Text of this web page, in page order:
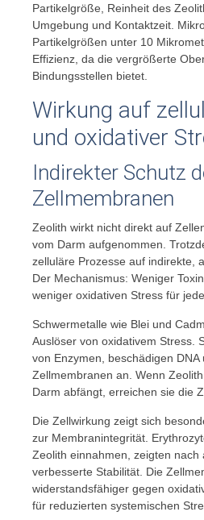
Partikelgröße, Reinheit des
Umgebung und Kontaktzeit.
Partikelgrößen unter 10
Effizienz, da die vergrößerte
Bindungsstellen bietet.
Wirkung auf
und oxidativer
Indirekter Schutz
Zellmembranen
Zeolith wirkt nicht direkt auf
vom Darm aufgenommen.
zelluläre Prozesse auf indirekte,
Der Mechanismus: Weniger
weniger oxidativen Stress für
Schwermetalle wie Blei und
Auslöser von oxidativem Stress.
von Enzymen, beschädigen DNA
Zellmembranen an. Wenn
Darm abfängt, erreichen sie die
Die Zellwirkung zeigt sich
zur Membranintegrität.
Zeolith einnahmen, zeigten nach
verbesserte Stabilität. Die
widerstandsfähiger gegen
für reduzierten systemischen